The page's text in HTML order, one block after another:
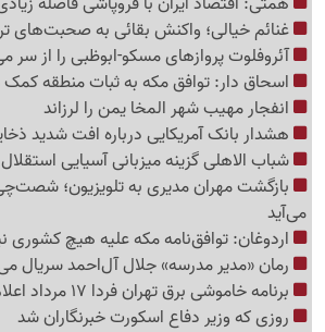
غنائم خیالی؛ واکنش بقائی به صحبت‌های
آئروفلوت پروازهای مسکو-ابوظبی را از سر
اسحاق دار: توافق مکه به ثبات منطقه
انفجار مهیب شهر المخا یمن را لرزاند
هشدار بانک آمریکایی درباره افت شدید
شباب الاهلی گزینه میزبانی آسیایی
بازگشت مهران مدیری به تلویزیون؛
می‌آید
اردوغان: توافق‌نامه مکه علیه هیچ
رمان «مدیر مدرسه» جلال آل‌احمد سریال
برنامه خاموشی برق تهران فردا 17 مرداد اعلام شد+ جزییات
روزی که وزیر دفاع اسکورت خبرنگاران شد